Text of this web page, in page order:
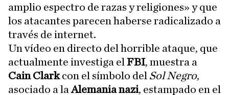
amplio espectro de razas y religiones» y que
los atacantes parecen haberse radicalizado a
través de internet.
Un vídeo en directo del horrible ataque, que
actualmente investiga el FBI, muestra a
Cain Clarkcon el símbolo del Sol Negro,
asociado a laAlemania nazi, estampado en el